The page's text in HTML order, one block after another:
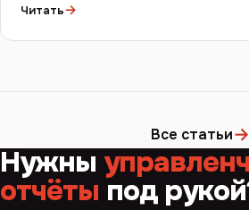
Читать→
Все статьи→
Нужны
отчёты под